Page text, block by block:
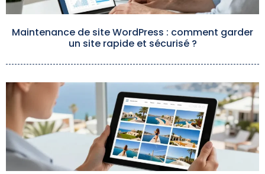
Maintenance de site WordPress : comment garder
un site rapide et sécurisé ?